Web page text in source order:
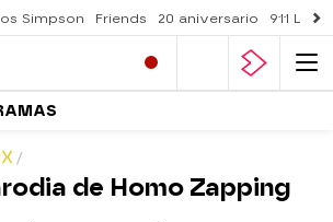
Simpson Friends 20 aniversario 911
de Homo Zapping